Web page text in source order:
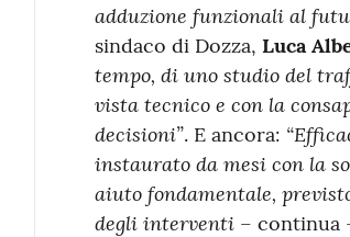
adduzione funzionali al
sindaco di Dozza, Luca
tempo, di uno studio del
vista tecnico e con la
decisioni”. E ancora:
instaurato da mesi con la
aiuto fondamentale,
degli interventi– continua